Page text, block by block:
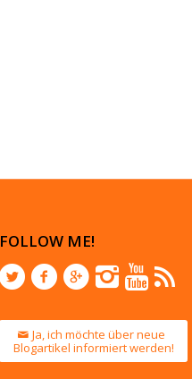
FOLLOW ME!
Ja, ich möchte über neue
Blogartikel informiert werden!